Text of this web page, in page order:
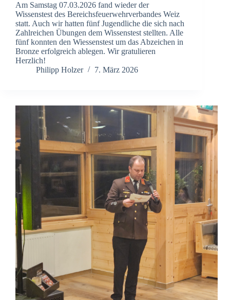
Am Samstag 07.03.2026 fand wieder der
Wissenstest des Bereichsfeuerwehrverbandes Weiz
statt. Auch wir hatten fünf Jugendliche die sich nach
Zahlreichen Übungen dem Wissenstest stellten. Alle
fünf konnten den Wiessenstest um das Abzeichen in
Bronze erfolgreich ablegen. Wir gratulieren
Herzlich!
Philipp Holzer
7. März 2026